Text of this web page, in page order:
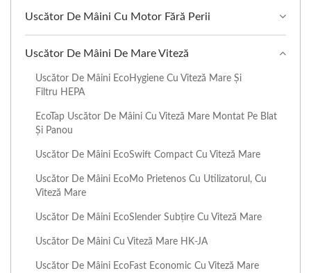
Uscător De Mâini Cu Motor Fără Perii
Uscător De Mâini De Mare Viteză
Uscător De Mâini EcoHygiene Cu Viteză Mare Și
Filtru HEPA
EcoTap Uscător De Mâini Cu Viteză Mare Montat Pe Blat
Și Panou
Uscător De Mâini EcoSwift Compact Cu Viteză Mare
Uscător De Mâini EcoMo Prietenos Cu Utilizatorul, Cu
Viteză Mare
Uscător De Mâini EcoSlender Subțire Cu Viteză Mare
Uscător De Mâini Cu Viteză Mare HK-JA
Uscător De Mâini EcoFast Economic Cu Viteză Mare